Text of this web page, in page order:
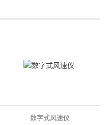
数字式风速仪